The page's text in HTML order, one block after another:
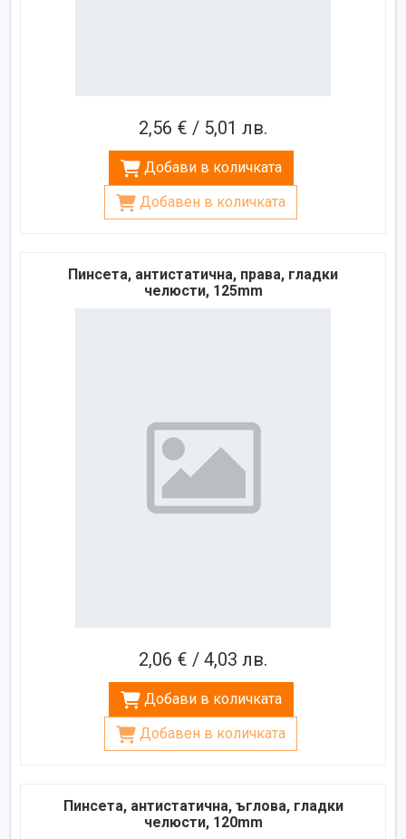
2,56 € / 5,01 лв.
Добави в количката
Добавен в количката
Пинсета, антистатична, права, гладки
челюсти, 125mm
2,06 € / 4,03 лв.
Добави в количката
Добавен в количката
Пинсета, антистатична, ъглова, гладки
челюсти, 120mm